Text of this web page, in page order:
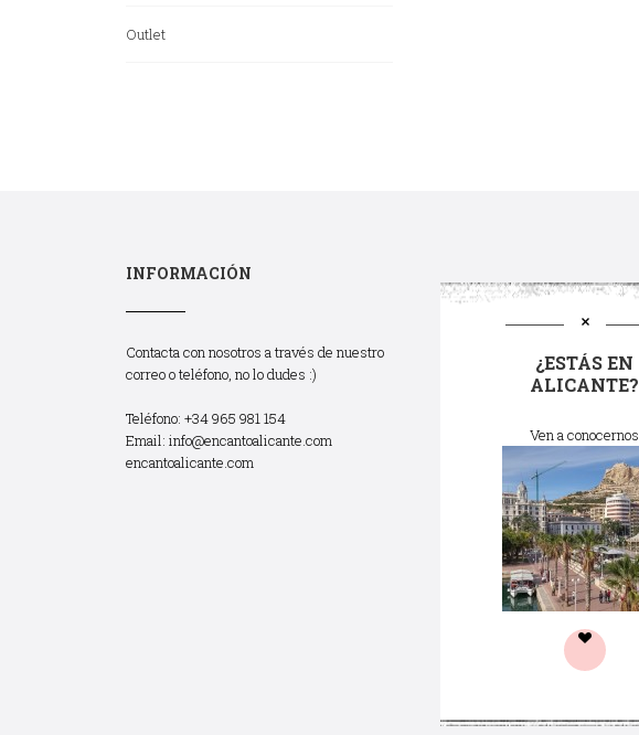
Outlet
INFORMACIÓN
Contacta con nosotros a través de nuestro
correo o teléfono, no lo dudes :)
Teléfono: +34 965 981 154
Email: info@encantoalicante.com
encantoalicante.com
¿ESTÁS EN
ALICANTE?
Ven a conocernos